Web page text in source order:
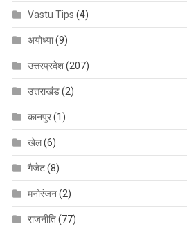
Vastu Tips (4)
अयोध्या(9)
उत्तरप्रदेश(207)
उत्तराखंड(2)
कानपुर(1)
खेल(6)
गैजेट(8)
मनोरंजन(2)
राजनीति(77)